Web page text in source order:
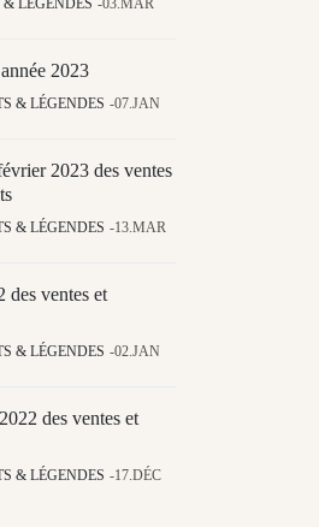
LÉGENDES 03.MAR
2023
& LÉGENDES 07.JAN
2023 des ventes
& LÉGENDES 13.MAR
des ventes et
& LÉGENDES 02.JAN
des ventes et
& LÉGENDES 17.DÉC